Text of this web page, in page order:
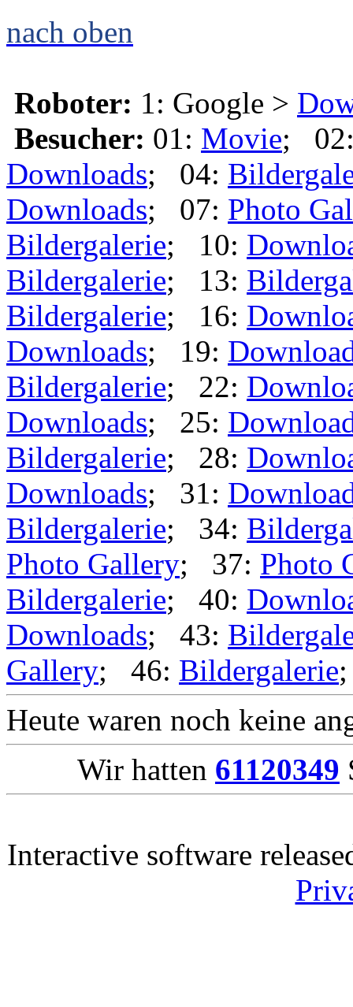
nach oben
Roboter: 1: Google >
Besucher: 01: Movie;
Downloads; 04:
Downloads; 07: Photo
Bildergalerie; 10:
Bildergalerie; 13:
Bildergalerie; 16:
Downloads; 19:
Bildergalerie; 22:
Downloads; 25:
Bildergalerie; 28:
Downloads; 31:
Bildergalerie; 34:
Photo Gallery; 37: Photo
Bildergalerie; 40:
Downloads; 43:
Gallery; 46: Bildergalerie
Heute waren noch keine
Wir hatten 61120349
Interactive software